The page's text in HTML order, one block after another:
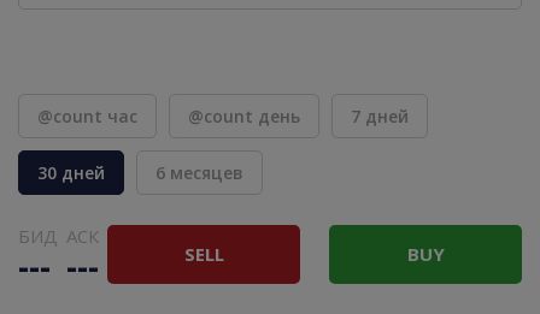
@count час @count день 7 дней
30 дней 6 месяцев
БИД
---
АСК
--- SELL BUY